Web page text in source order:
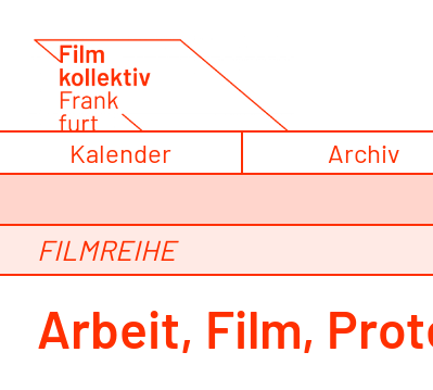
Inhalt
springen
Kalender Archiv
FILMREIHE
Arbeit, Film,